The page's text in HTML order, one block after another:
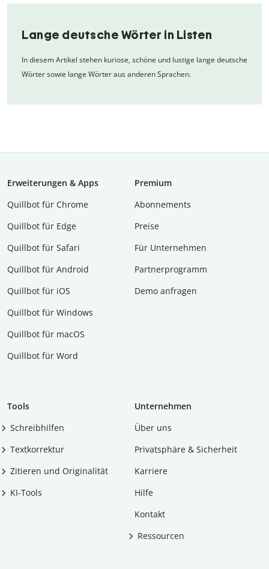
Lange deutsche Wörter in Listen
In diesem Artikel stehen kuriose, schöne und lustige lange deutsche
Wörter sowie lange Wörter aus anderen Sprachen.
Erweiterungen & Apps
Quillbot für Chrome
Quillbot für Edge
Quillbot für Safari
Quillbot für Android
Quillbot für iOS
Quillbot für Windows
Quillbot für macOS
Quillbot für Word
Premium
Abon­ne­ments
Preise
Für Unternehmen
Partnerprogramm
Demo anfragen
Tools
Schreibhilfen
Textkorrektur
Zitieren und Originalität
KI-Tools
Unternehmen
Über uns
Privatsphäre & Sicherheit
Karriere
Hilfe
Kontakt
Ressourcen